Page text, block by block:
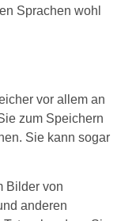
Sprachen wohl
vor allem an
zum Speichern
Sie kann sogar
Bilder von
anderen